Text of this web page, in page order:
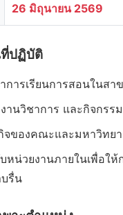
26 มิถุนายน 2569
ปฏิบัติ
ารเรียนการสอนในสา
านวิชาการ และกิจกรร
ของคณะและมหาวิทย
หน่วยงานภายในเพื่อให้
บรื่น